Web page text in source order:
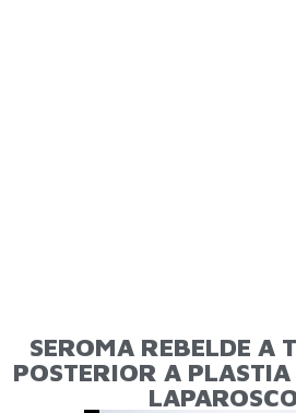
SEROMA REBELDE A
POSTERIOR A